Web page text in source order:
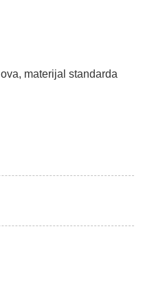
materijal standarda